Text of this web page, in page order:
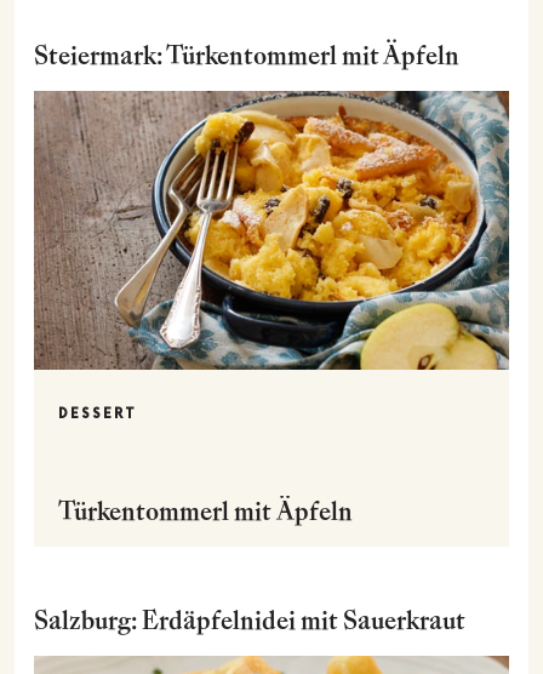
Steiermark: Türkentommerl mit Äpfeln
DESSERT
Türkentommerl mit Äpfeln
Salzburg: Erdäpfelnidei mit Sauerkraut